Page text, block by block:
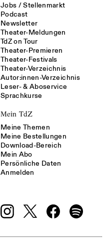
Jobs / Stellenmarkt
Podcast
Newsletter
Theater-Meldungen
TdZ on Tour
Theater-Premieren
Theater-Festivals
Theater-Verzeichnis
Autor:innen-Verzeichnis
Leser- & Aboservice
Sprachkurse
Mein TdZ
Meine Themen
Meine Bestellungen
Download-Bereich
Mein Abo
Persönliche Daten
Anmelden